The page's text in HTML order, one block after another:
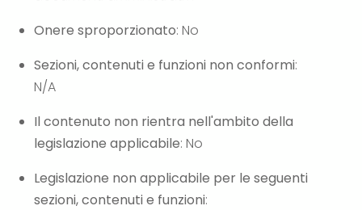
Onere sproporzionato: No
Sezioni, contenuti e funzioni non conformi:
N/A
Il contenuto non rientra nell'ambito della
legislazione applicabile: No
Legislazione non applicabile per le seguenti
sezioni, contenuti e funzioni: